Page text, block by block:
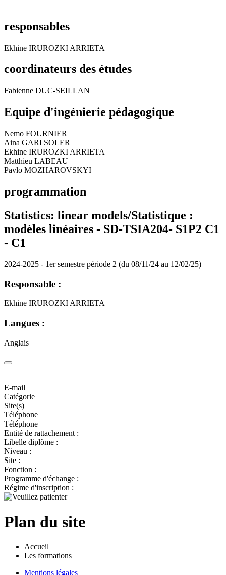
responsables
Ekhine IRUROZKI ARRIETA
coordinateurs des études
Fabienne DUC-SEILLAN
Equipe d'ingénierie pédagogique
Nemo FOURNIER
Aina GARI SOLER
Ekhine IRUROZKI ARRIETA
Matthieu LABEAU
Pavlo MOZHAROVSKYI
programmation
Statistics: linear models/Statistique :
modèles linéaires - SD-TSIA204- S1P2 C1
- C1
2024-2025 - 1er semestre période 2 (du 08/11/24 au 12/02/25)
Responsable :
Ekhine IRUROZKI ARRIETA
Langues :
Anglais
E-mail
Catégorie
Site(s)
Téléphone
Téléphone
Entité de rattachement :
Libelle diplôme :
Niveau :
Site :
Fonction :
Programme d'échange :
Régime d'inscription :
Plan du site
Accueil
Les formations
Mentions légales